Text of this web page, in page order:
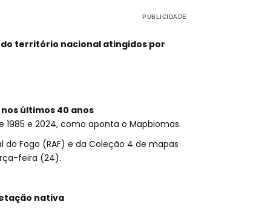
território nacional atingidos por
últimos 40 anos
e 2024, como aponta o Mapbiomas.
Fogo (RAF) e da Coleção 4 de mapas
feira (24).
nativa